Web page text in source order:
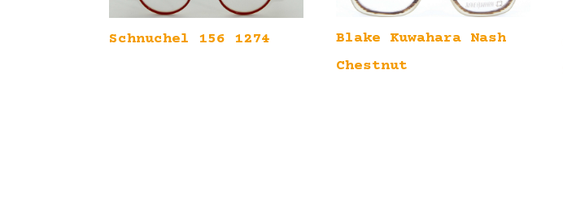
Schnuchel 156 1274
Blake Kuwahara Nash
Chestnut